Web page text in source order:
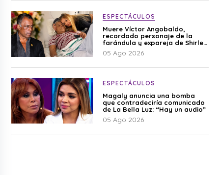
ESPECTÁCULOS
Muere Víctor Angobaldo,
recordado personaje de la
farándula y expareja de Shirley
Cherres
05 Ago 2026
ESPECTÁCULOS
Magaly anuncia una bomba
que contradeciría comunicado
de La Bella Luz: “Hay un audio”
05 Ago 2026